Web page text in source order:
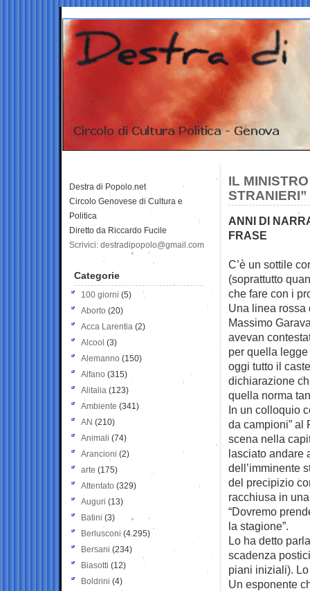
IL
ANNI DI
FRASE
C’è un sottile
(soprattutto
che fare con i
Una linea rossa
Massimo
avevan
per quella
oggi tutto il
dichiarazione
quella norma
In un colloquio
da campioni” al
scena nella
lasciato andare
dell’imminente
del precipizio
racchiusa in
“Dovremo
la stagione”.
Lo ha detto
scadenza
piani iniziali).
Un esponente
Destra di Popolo.net
Circolo Genovese di Cultura e
Politica
Diretto da Riccardo Fucile
Scrivici: destradipopolo@gmail.com
Categorie
100 giorni (5)
Aborto (20)
Acca Larentia (2)
Alcool (3)
Alemanno (150)
Alfano (315)
Alitalia (123)
Ambiente (341)
AN (210)
Animali (74)
Arancioni (2)
arte (175)
Attentato (329)
Auguri (13)
Batini (3)
Berlusconi (4.295)
Bersani (234)
Biasotti (12)
Boldrini (4)